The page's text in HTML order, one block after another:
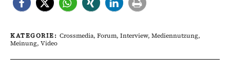
KATEGORIE: Crossmedia, Forum, Interview, Mediennutzung,
Meinung, Video